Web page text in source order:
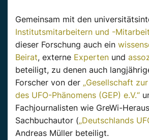
Gemeinsam mit den
Institutsmitarbeitern und -
dieser Forschung auch ein
Beirat, externe Experten und
beteiligt, zu denen auch
Forscher von der „Gesellschaft
des UFO-Phänomens (GEP) e.V.“
Fachjournalisten wie GreWi-
Sachbuchautor („Deutschlands
Andreas Müller beteiligt.